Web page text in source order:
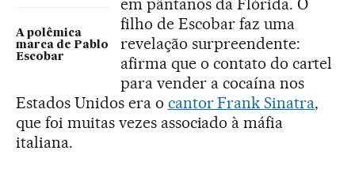
A polêmica
marca de Pablo
Escobar
em pântanos da Flórida. O
filho de Escobar faz uma
revelação surpreendente:
afirma que o contato do cartel
para vender a cocaína nos
Estados Unidos era o cantor Frank Sinatra,
que foi muitas vezes associado à máfia
italiana.